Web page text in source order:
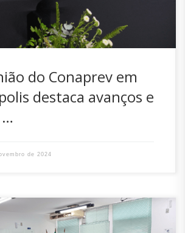
[…]
do Conaprev em
destaca avanços e
…
de 2024